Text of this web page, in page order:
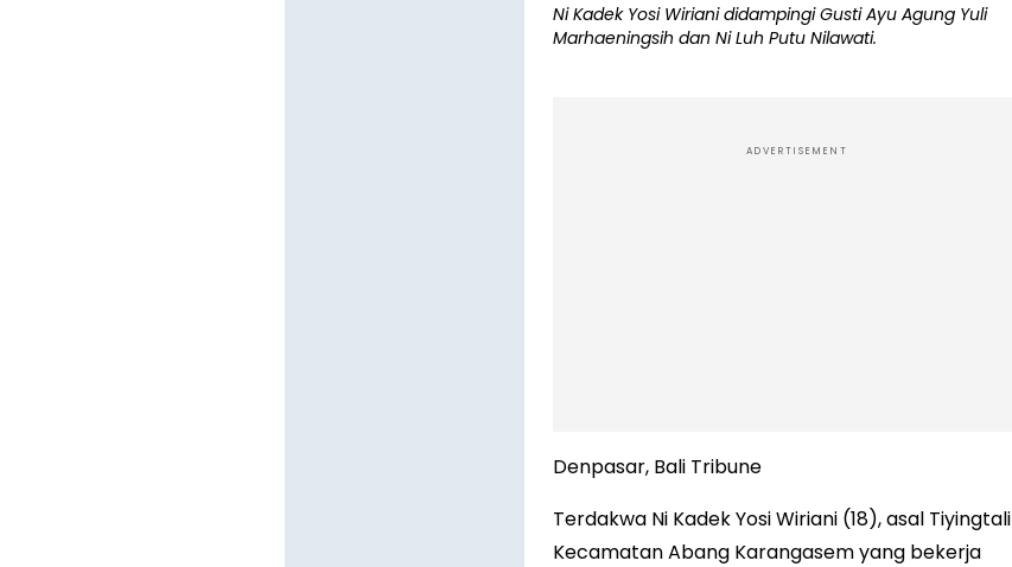
Ni Kadek Yosi Wiriani didampingi Gusti Ayu Agung Yuli
Marhaeningsih dan Ni Luh Putu Nilawati.
ADVERTISEMENT
Denpasar, Bali Tribune
Terdakwa Ni Kadek Yosi Wiriani (18), asal Tiyingtali
Kecamatan Abang Karangasem yang bekerja